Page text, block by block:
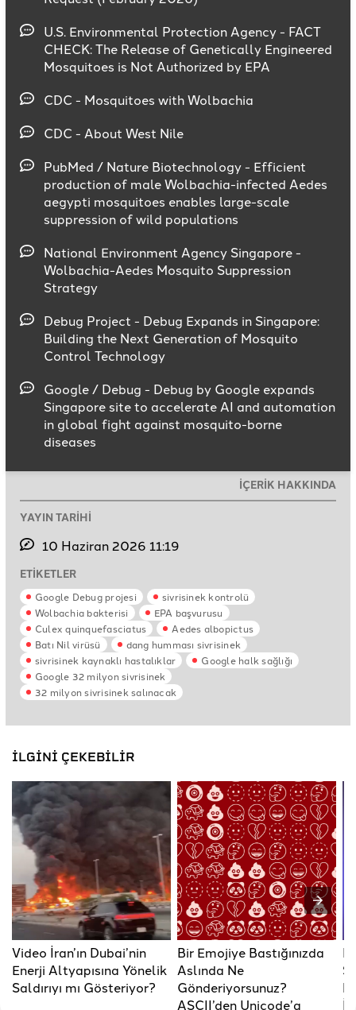
U.S. Environmental Protection Agency - FACT
CHECK: The Release of Genetically Engineered
Mosquitoes is Not Authorized by EPA
CDC - Mosquitoes with Wolbachia
CDC - About West Nile
PubMed / Nature Biotechnology - Efficient
production of male Wolbachia-infected Aedes
aegypti mosquitoes enables large-scale
suppression of wild populations
National Environment Agency Singapore -
Wolbachia-Aedes Mosquito Suppression
Strategy
Debug Project - Debug Expands in Singapore:
Building the Next Generation of Mosquito
Control Technology
Google / Debug - Debug by Google expands
Singapore site to accelerate AI and automation
in global fight against mosquito-borne
diseases
İÇERİK HAKKINDA
YAYIN TARİHİ
10 Haziran 2026 11:19
ETİKETLER
Google Debug projesi
sivrisinek kontrolü
Wolbachia bakterisi
EPA başvurusu
Culex quinquefasciatus
Aedes albopictus
Batı Nil virüsü
dang humması sivrisinek
sivrisinek kaynaklı hastalıklar
Google halk sağlığı
Google 32 milyon sivrisinek
32 milyon sivrisinek salınacak
İLGİNİ ÇEKEBİLİR
Video İran’ın Dubai’nin
Enerji Altyapısına Yönelik
Saldırıyı mı Gösteriyor?
Bir Emojiye Bastığınızda
Aslında Ne
Gönderiyorsunuz?
ASCII’den Unicode’a